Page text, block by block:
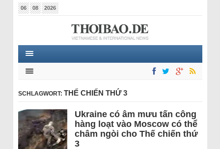
06 08 2026
SCHLAGWORT: THẾ CHIẾN THỨ 3
Ukraine có âm mưu tấn công
hàng loạt vào Moscow có thể
châm ngòi cho Thế chiến thứ
3